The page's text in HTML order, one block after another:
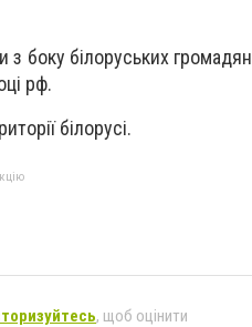
з боку білоруських громадян
рф.
білорусі.
, щоб оцінити